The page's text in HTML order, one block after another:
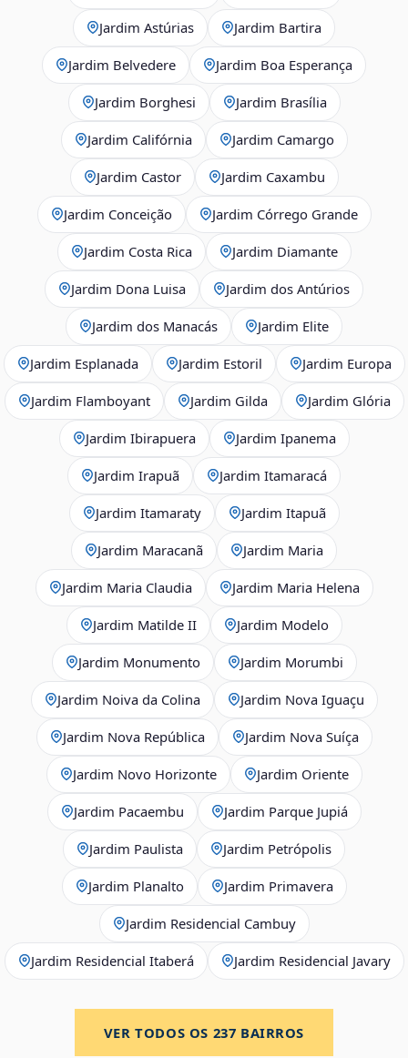
Jardim Astúrias Jardim Bartira
Jardim Belvedere Jardim Boa Esperança
Jardim Borghesi Jardim Brasília
Jardim Califórnia Jardim Camargo
Jardim Castor Jardim Caxambu
Jardim Conceição Jardim Córrego Grande
Jardim Costa Rica Jardim Diamante
Jardim Dona Luisa Jardim dos Antúrios
Jardim dos Manacás Jardim Elite
Jardim Esplanada Jardim Estoril Jardim Europa
Jardim Flamboyant Jardim Gilda Jardim Glória
Jardim Ibirapuera Jardim Ipanema
Jardim Irapuã Jardim Itamaracá
Jardim Itamaraty Jardim Itapuã
Jardim Maracanã Jardim Maria
Jardim Maria Claudia Jardim Maria Helena
Jardim Matilde II Jardim Modelo
Jardim Monumento Jardim Morumbi
Jardim Noiva da Colina Jardim Nova Iguaçu
Jardim Nova República Jardim Nova Suíça
Jardim Novo Horizonte Jardim Oriente
Jardim Pacaembu Jardim Parque Jupiá
Jardim Paulista Jardim Petrópolis
Jardim Planalto Jardim Primavera
Jardim Residencial Cambuy
Jardim Residencial Itaberá Jardim Residencial Javary
VER TODOS OS 237 BAIRROS